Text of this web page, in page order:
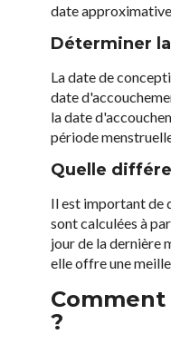
date
Déterminer
La date de
date
la date
période
Quelle
Il est important de
sont calculées à
jour de la dernière
elle offre une
?